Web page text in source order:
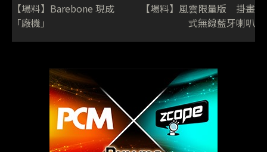
【場料】Barebone 現成
「廠機」
【場料】風雲限量版 掛畫
式無線藍牙喇叭